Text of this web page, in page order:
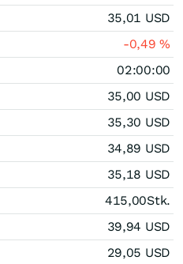
35,01 USD
-0,49%
02:00:00
35,00 USD
35,30 USD
34,89 USD
35,18 USD
415,00Stk.
39,94 USD
29,05 USD